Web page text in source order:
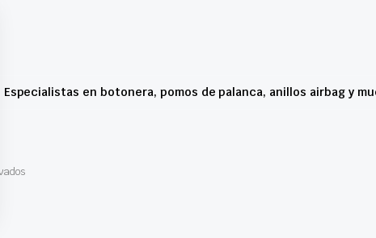
Especialistas en botonera, pomos de palanca, anillos airbag y